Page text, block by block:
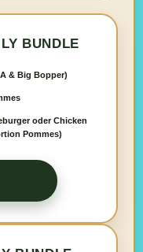
BUNDLE
& Big Bopper)
oder Chicken
Pommes)